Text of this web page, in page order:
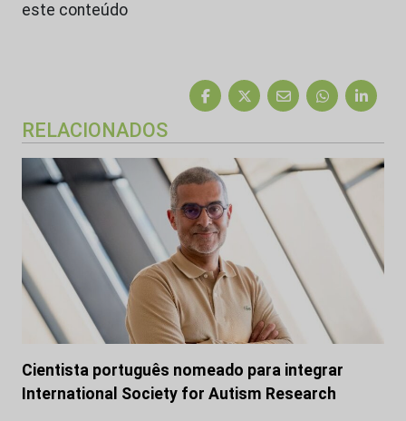
este conteúdo
RELACIONADOS
Cientista português nomeado para integrar
International Society for Autism Research